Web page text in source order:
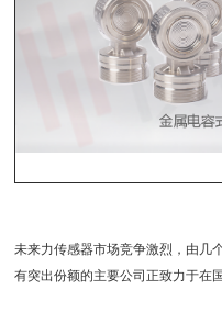
未来力传感器市场竞争激烈，由几
有突出份额的主要公司正致力于在